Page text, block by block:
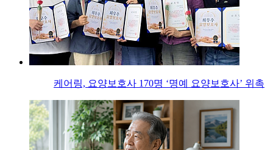
케어링, 요양보호사 170명 ‘명예 요양보호사’ 위촉